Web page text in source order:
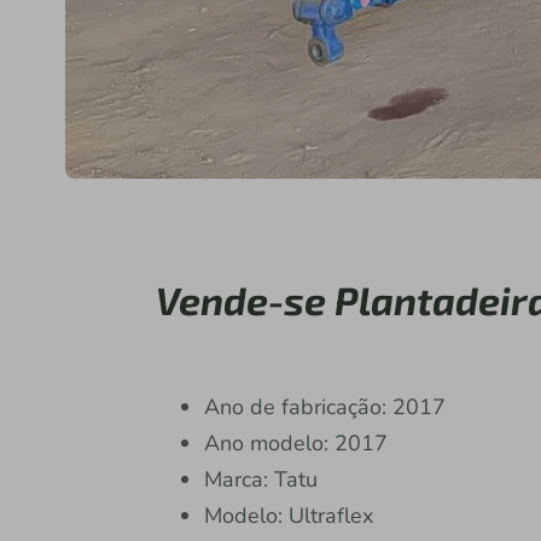
Vende-se
Ano de fabricação: 2017
Ano modelo: 2017
Marca: Tatu
Modelo: Ultraflex